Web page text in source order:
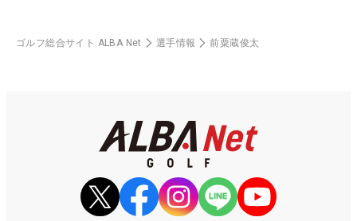
ゴルフ総合サイト ALBA Net 選手情報 前粟蔵俊太